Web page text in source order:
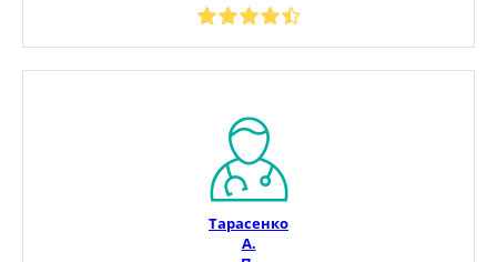
Тарасенко
А.